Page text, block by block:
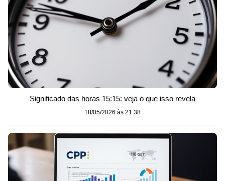
Significado das horas 15:15: veja o que isso revela
18/05/2026 às 21:38